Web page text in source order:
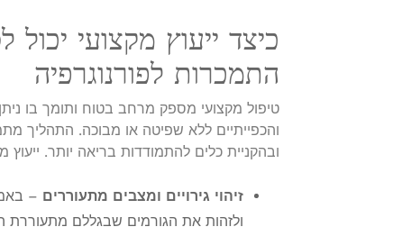
כיצד ייעוץ מקצועי
התמכרות לפורנוגרפיה
טיפול מקצועי מספק מרחב בטוח ותומך בו
והכפייתיים ללא שפיטה או מבוכה. התהליך
ובהקניית כלים להתמודדות בריאה יותר.
זיהוי גירויים ומצבים מתעוררים –
ולזהות את הגורמים שבגללם מתעוררת